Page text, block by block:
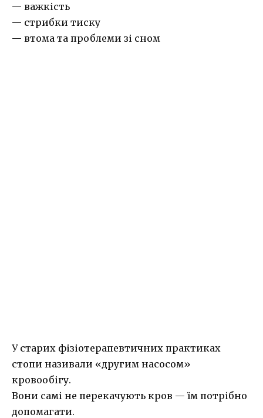
— важкість
— стрибки тиску
— втома та проблеми зі сном
У старих фізіотерапевтичних практиках
стопи називали «другим насосом»
кровообігу.
Вони самі не перекачують кров — їм потрібно
допомагати.